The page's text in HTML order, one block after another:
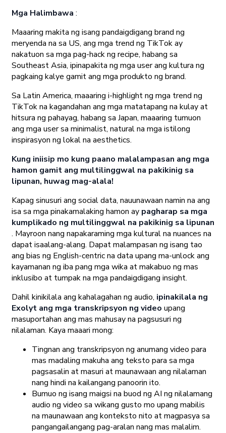
Mga Halimbawa :
Maaaring makita ng isang pandaigdigang brand ng
meryenda na sa US, ang mga trend ng TikTok ay
nakatuon sa mga pag-hack ng recipe, habang sa
Southeast Asia, ipinapakita ng mga user ang kultura ng
pagkaing kalye gamit ang mga produkto ng brand.
Sa Latin America, maaaring i-highlight ng mga trend ng
TikTok na kagandahan ang mga matatapang na kulay at
hitsura ng pahayag, habang sa Japan, maaaring tumuon
ang mga user sa minimalist, natural na mga istilong
inspirasyon ng lokal na aesthetics.
Kung iniisip mo kung paano malalampasan ang mga
hamon gamit ang multilinggwal na pakikinig sa
lipunan, huwag mag-alala!
Kapag sinusuri ang social data, nauunawaan namin na ang
isa sa mga pinakamalaking hamon ay pagharap sa mga
kumplikado ng multilinggwal na pakikinig sa lipunan
. Mayroon nang napakaraming mga kultural na nuances na
dapat isaalang-alang. Dapat malampasan ng isang tao
ang bias ng English-centric na data upang ma-unlock ang
kayamanan ng iba pang mga wika at makabuo ng mas
inklusibo at tumpak na mga pandaigdigang insight.
Dahil kinikilala ang kahalagahan ng audio, ipinakilala ng
Exolyt ang mga transkripsyon ng video upang
masuportahan ang mas mahusay na pagsusuri ng
nilalaman. Kaya maaari mong:
Tingnan ang transkripsyon ng anumang video para
mas madaling makuha ang teksto para sa mga
pagsasalin at masuri at maunawaan ang nilalaman
nang hindi na kailangang panoorin ito.
Bumuo ng isang maigsi na buod ng AI ng nilalamang
audio ng video sa wikang gusto mo upang mabilis
na maunawaan ang konteksto nito at magpasya sa
pangangailangang pag-aralan nang mas malalim.